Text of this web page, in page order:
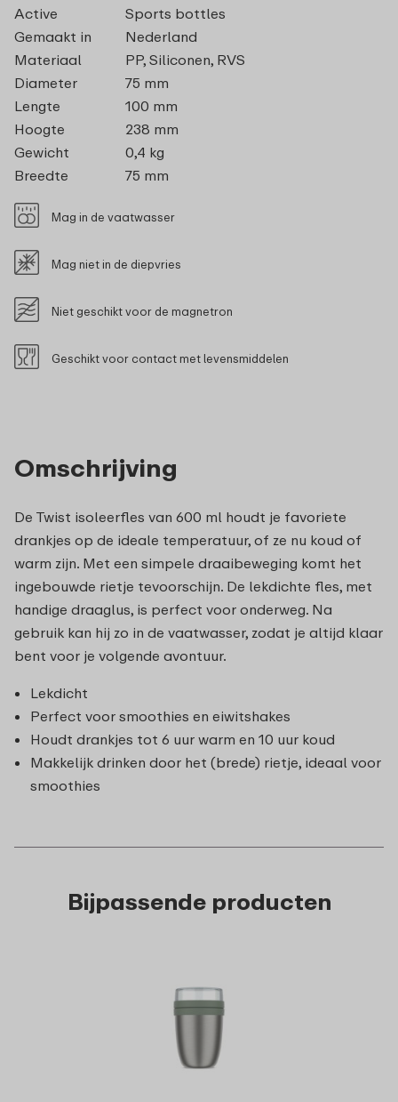
Omschrijving
De Twist isoleerfles van 600 ml houdt je favoriete
drankjes op de ideale temperatuur, of ze nu koud of
warm zijn. Met een simpele draaibeweging komt het
ingebouwde rietje tevoorschijn. De lekdichte fles, met
handige draaglus, is perfect voor onderweg. Na
gebruik kan hij zo in de vaatwasser, zodat je altijd klaar
bent voor je volgende avontuur.
Lekdicht
Perfect voor smoothies en eiwitshakes
Houdt drankjes tot 6 uur warm en 10 uur koud
Makkelijk drinken door het (brede) rietje, ideaal voor
smoothies
Active
Sports bottles
Gemaakt in
Nederland
Materiaal
PP, Siliconen, RVS
Diameter
75 mm
Lengte
100 mm
Hoogte
238 mm
Gewicht
0,4 kg
Breedte
75 mm
Mag in de vaatwasser
Mag niet in de diepvries
Niet geschikt voor de magnetron
Geschikt voor contact met levensmiddelen
Bijpassende producten